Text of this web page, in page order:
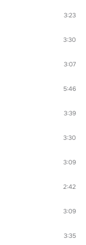
3:23
3:30
3:07
5:46
3:39
3:30
3:09
2:42
3:09
3:35